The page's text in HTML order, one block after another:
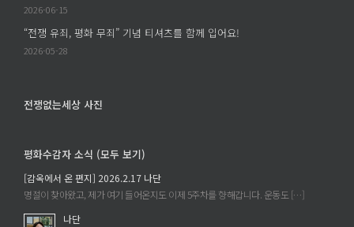
2026-06-15
“전쟁 유죄, 평화 무죄” 기념 티셔츠를 함께 입어요!
2026-05-28
전쟁없는세상 사진
평화수감자 소식 (모두 보기)
[감옥에서 온 편지] 2026.2.17 나단
명절이 찾아왔고, 제가 여기 들어온지도 이제 5주차를 향해갑니다. 운동도 […]
나단